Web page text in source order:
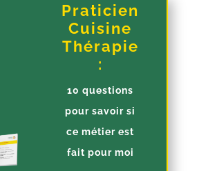
Praticien
Cuisine
Thérapie
:
10 questions
pour savoir si
ce métier est
fait pour moi